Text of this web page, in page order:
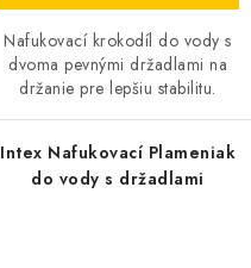
Nafukovací krokodíl do vody s
dvoma pevnými držadlami na
držanie pre lepšiu stabilitu.
Intex Nafukovací Plameniak
do vody s držadlami